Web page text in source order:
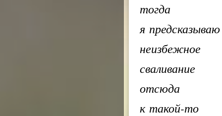
тогда
я предсказываю
неизбежное
сваливание
отсюда
к такой-то